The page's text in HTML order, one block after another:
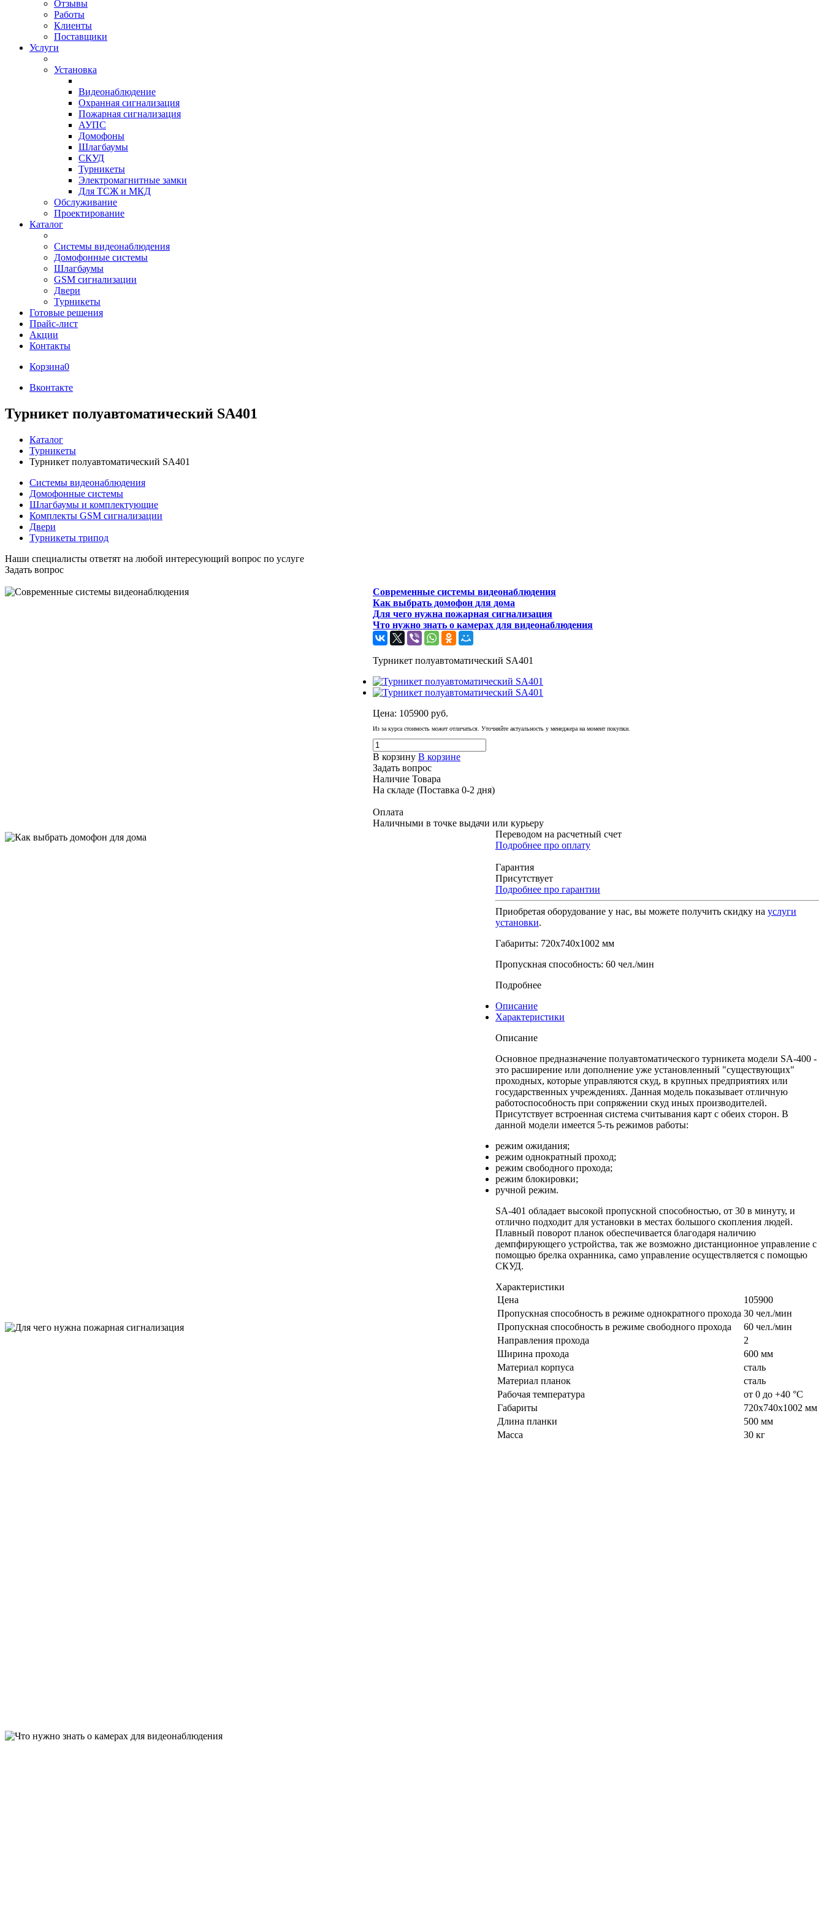
Отзывы
Работы
Клиенты
Поставщики
Услуги
Установка
Видеонаблюдение
Охранная сигнализация
Пожарная сигнализация
АУПС
Домофоны
Шлагбаумы
СКУД
Турникеты
Электромагнитные замки
Для ТСЖ и МКД
Обслуживание
Проектирование
Каталог
Системы видеонаблюдения
Домофонные системы
Шлагбаумы
GSM сигнализации
Двери
Турникеты
Готовые решения
Прайс-лист
Акции
Контакты
Корзина0
Вконтакте
Турникет полуавтоматический SA401
Каталог
Турникеты
Турникет полуавтоматический SA401
Системы видеонаблюдения
Домофонные системы
Шлагбаумы и комплектующие
Комплекты GSM сигнализации
Двери
Турникеты трипод
Наши специалисты ответят на любой интересующий вопрос по услуге
Задать вопрос
Современные системы видеонаблюдения
Как выбрать домофон для дома
Для чего нужна пожарная сигнализация
Что нужно знать о камерах для видеонаблюдения
Турникет полуавтоматический SA401
Цена: 105900 руб.
Из за курса стоимость может отличаться. Уточняйте актуальность у менеджера на момент покупки.
В корзину В корзине
Задать вопрос
Наличие Товара
На складе (Поставка 0-2 дня)
Оплата
Наличными в точке выдачи или курьеру
Переводом на расчетный счет
Подробнее про оплату
Гарантия
Присутствует
Подробнее про гарантии
Приобретая оборудование у нас, вы можете получить скидку на услуги
установки.
Габариты: 720x740x1002 мм
Пропускная способность: 60 чел./мин
Подробнее
Описание
Характеристики
Описание
Основное предназначение полуавтоматического турникета модели SA-400 -
это расширение или дополнение уже установленный "существующих"
проходных, которые управляются скуд, в крупных предприятиях или
государственных учреждениях. Данная модель показывает отличную
работоспособность при сопряжении скуд иных производителей.
Присутствует встроенная система считывания карт с обеих сторон. В
данной модели имеется 5-ть режимов работы:
режим ожидания;
режим однократный проход;
режим свободного прохода;
режим блокировки;
ручной режим.
SA-401 обладает высокой пропускной способностью, от 30 в минуту, и
отлично подходит для установки в местах большого скопления людей.
Плавный поворот планок обеспечивается благодаря наличию
демпфирующего устройства, так же возможно дистанционное управление с
помощью брелка охранника, само управление осуществляется с помощью
СКУД.
Характеристики
Цена
105900
Пропускная способность в режиме однократного прохода 30 чел./мин
Пропускная способность в режиме свободного прохода
60 чел./мин
Направления прохода
2
Ширина прохода
600 мм
Материал корпуса
сталь
Материал планок
сталь
Рабочая температура
от 0 до +40 °С
Габариты
720x740x1002 мм
Длина планки
500 мм
Масса
30 кг